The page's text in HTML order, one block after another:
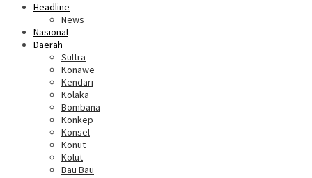
Headline
News
Nasional
Daerah
Sultra
Konawe
Kendari
Kolaka
Bombana
Konkep
Konsel
Konut
Kolut
Bau Bau